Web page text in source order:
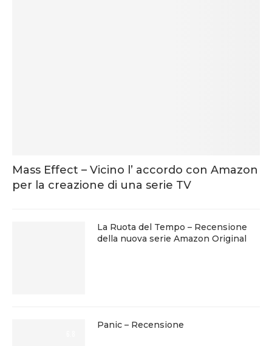
Mass Effect – Vicino l’ accordo con Amazon
per la creazione di una serie TV
La Ruota del Tempo – Recensione
della nuova serie Amazon Original
Panic – Recensione